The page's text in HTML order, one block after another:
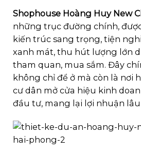
Shophouse Hoàng Huy New
những trục đường chính,
kiến trúc sang trọng, tiện
xanh mát, thu hút lượng lớn
tham quan, mua sắm. Đây
không chỉ để ở mà còn là nơi
cư dân mở cửa hiệu kinh
đầu tư, mang lại lợi nhuận lâu